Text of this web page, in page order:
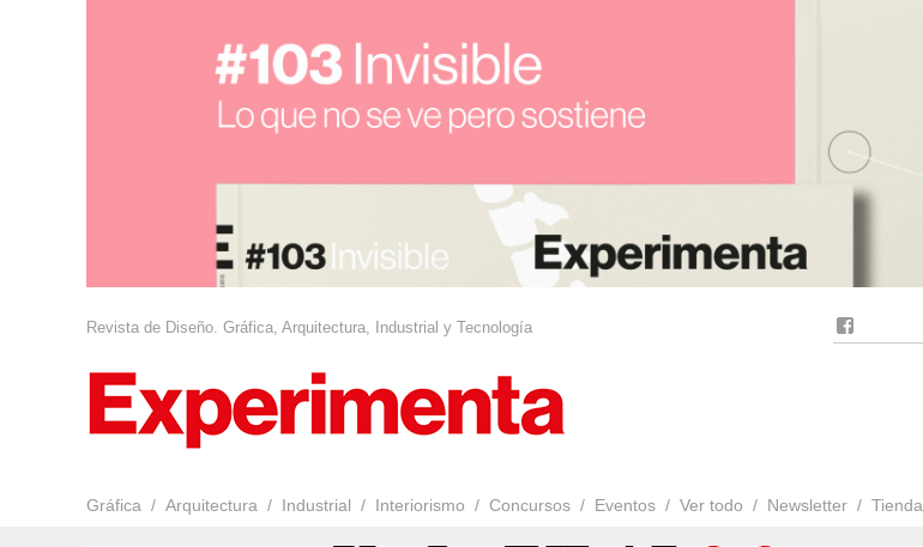
Revista de Diseño. Gráfica, Arquitectura, Industrial y Tecnología
Gráfica Arquitectura Industrial Interiorismo Concursos Eventos Ver todo Newsletter Tienda